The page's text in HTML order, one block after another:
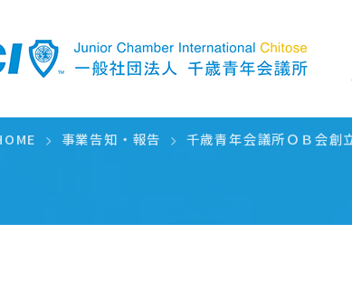
PICKUP
事業告知・報告 千歳青年会議所ＯＢ会創